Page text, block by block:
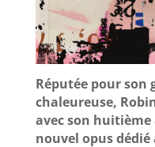
Réputée pour son
chaleureuse,
avec son
nouvel opus